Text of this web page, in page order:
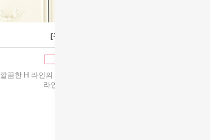
[구매]미카도주에나
깔끔한 H 라인의 민소매 드레스 이중 겹치마로 허리
라인이 멋 을 더해줍니다